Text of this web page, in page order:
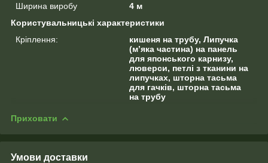
Ширина виробу
4 м
Користувальницькі характеристики
Кріплення:
кишеня на трубу, Липучка
(м’яка частина) на панель
для японського карнизу,
люверси, петлі з тканини на
липучках, шторна тасьма
для гачків, шторна тасьма
на трубу
Приховати
Умови доставки